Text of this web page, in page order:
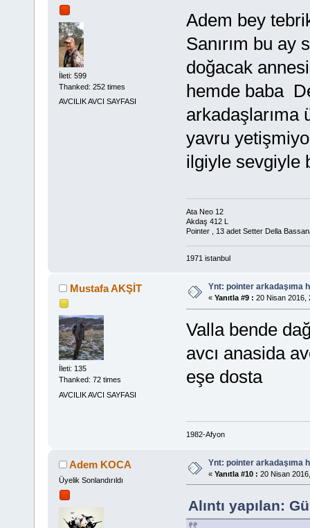
İleti: 599
Thanked: 252 times
AVCILIK AVCI SAYFASI
Adem bey
Sanırım bu ay
doğacak
hemde baba
arkadaşlarıma
yavru
ilgiyle sevgiyle
Ata Neo 12
Akdaş 412 L
Pointer , 13 adet Setter Della
1971 istanbul
Mustafa AKŞİT
İleti: 135
Thanked: 72 times
AVCILIK AVCI SAYFASI
Ynt: pointer arkadaşıma
« Yanıtla #9 : 20 Nisan 2016,
Valla bende
avcı anasida
eşe dosta
1982-Afyon
Adem KOCA
Üyelik Sonlandırıldı
Ynt: pointer arkadaşıma
« Yanıtla #10 : 20 Nisan
Alıntı yapılan: